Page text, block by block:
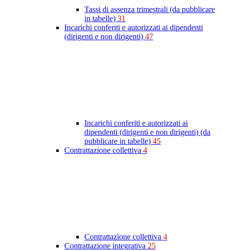
Tassi di assenza trimestrali (da pubblicare
in tabelle) 31
Incarichi conferiti e autorizzati ai dipendenti
(dirigenti e non dirigenti) 47
Incarichi conferiti e autorizzati ai
dipendenti (dirigenti e non dirigenti) (da
pubblicare in tabelle) 45
Contrattazione collettiva 4
Contrattazione collettiva 4
Contrattazione integrativa 25